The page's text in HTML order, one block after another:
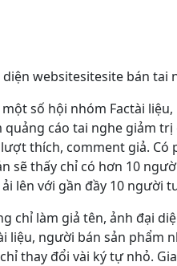
diện websitesitesite bán tai
một số hội nhóm Factài
quảng cáo tai nghe giảm
thích, comment giả. Có
sẽ thấy chỉ có hơn 10
lên với gần đầy 10 người
chỉ làm giả tên, ảnh đại
liệu, người bán sản phẩm
thay đổi vài ký tự nhỏ.